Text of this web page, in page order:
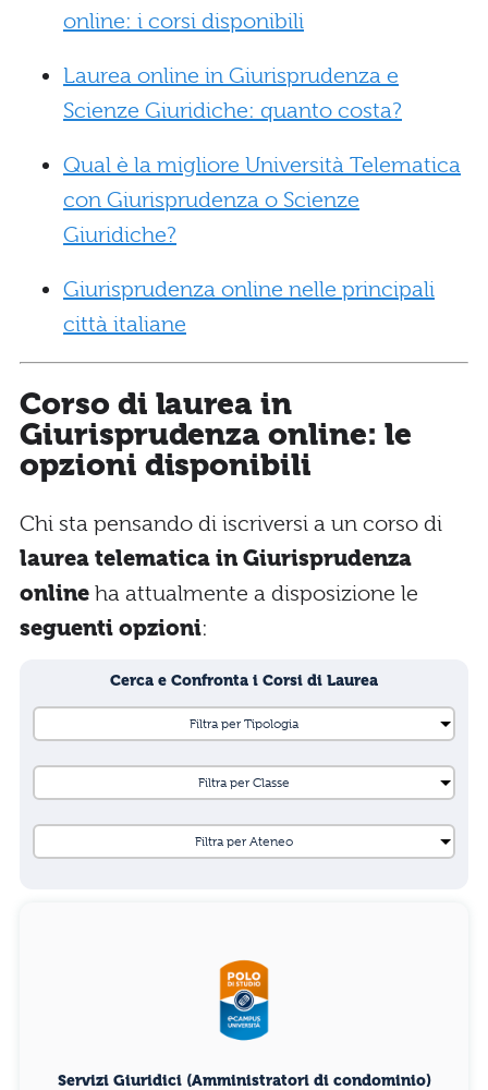
online: i corsi disponibili
Laurea online in Giurisprudenza e
Scienze Giuridiche: quanto costa?
Qual è la migliore Università Telematica
con Giurisprudenza o Scienze
Giuridiche?
Giurisprudenza online nelle principali
città italiane
Corso di laurea in
Giurisprudenza online: le
opzioni disponibili
Chi sta pensando di iscriversi a un corso di
laurea telematica in Giurisprudenza
online ha attualmente a disposizione le
seguenti opzioni:
Cerca e Confronta i Corsi di Laurea
Servizi Giuridici (Amministratori di condominio)